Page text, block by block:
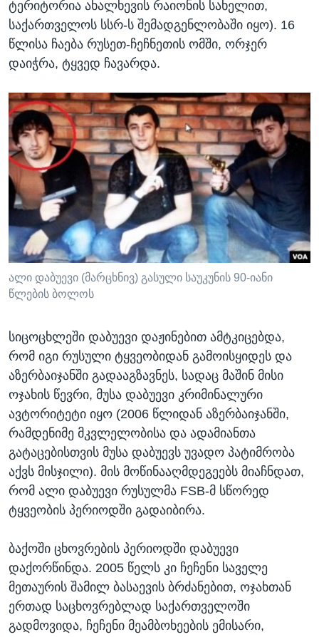
ტერიტორია ახალხევის რაიონის სახელით,
საქართველოს სსრ-ს შემადგენლობაში იყო). 16
წლისა ჩაება რუსეთ-ჩეჩნეთის ომში, ორჯერ
დაიჭრა, ტყვედ ჩავარდა.
ალი დაბუევი (მარცხნივ) გასული საუკუნის 90-იანი
წლების ბოლოს
სიცოცხლეში დაბუევი დაჟინებით ამტკიცებდა,
რომ იგი რუსული ტყვეობიდან გამოისყიდეს და
აზერბაიჯანში გადააგზავნეს, სადაც მაშინ მისი
ოჯახის წევრი, მუსა დაბუევი კრიმინალური
ავტორიტეტი იყო (2006 წლიდან აზერბაიჯანში,
რამდენიმე მკვლელობისა და ადამიანთა
გატაცებისთვის მუსა დაბუევს უვადო პატიმრობა
აქვს მისჯილი). მის მოწინააღმდეგეებს მიაჩნდათ,
რომ ალი დაბუევი რუსულმა FSB-მ სწორედ
ტყვეობის პერიოდში გადაიბირა.
ბაქოში ცხოვრების პერიოდში დაბუევი
დაქორწინდა. 2005 წელს კი ჩეჩენი საველე
მეთაურის შამილ ბასაევის ბრძანებით, ოჯახთან
ერთად საცხოვრებლად საქართველოში
გადმოვიდა, ჩეჩენი მეამბოხეების ემისარი,